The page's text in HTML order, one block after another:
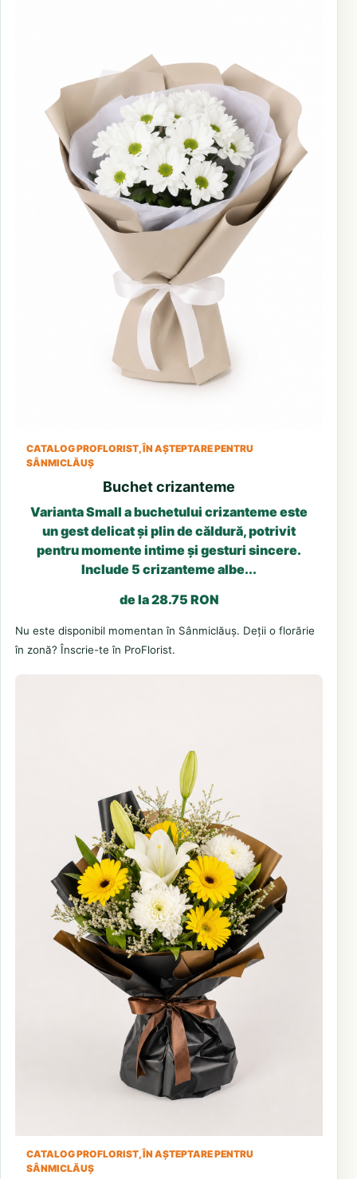
CATALOG PROFLORIST, ÎN AȘTEPTARE PENTRU
SÂNMICLĂUȘ
Buchet crizanteme
Varianta Small a buchetului crizanteme este
un gest delicat și plin de căldură, potrivit
pentru momente intime și gesturi sincere.
Include 5 crizanteme albe...
de la 28.75 RON
Nu este disponibil momentan în Sânmiclăuș. Deții o florărie
în zonă? Înscrie-te în ProFlorist.
CATALOG PROFLORIST, ÎN AȘTEPTARE PENTRU
SÂNMICLĂUȘ